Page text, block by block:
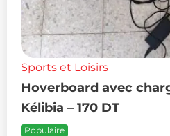
Sports et Loisirs
Hoverboard avec
Kélibia – 170 DT
Populaire